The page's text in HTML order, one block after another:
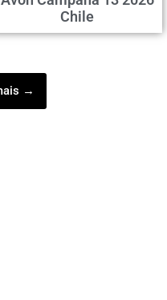
Chile
→